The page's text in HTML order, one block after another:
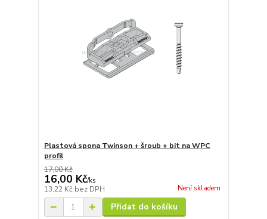
Plastová spona Twinson + šroub + bit na WPC
profil
17,00 Kč
16,00 Kč/ks
13,22 Kč bez DPH Není skladem
Přidat do košíku